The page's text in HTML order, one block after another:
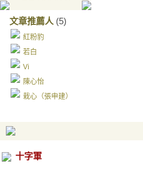
文章推薦人 (5)
紅粉豹
若白
Vi
陳心怡
栽心（張申建）
十字軍